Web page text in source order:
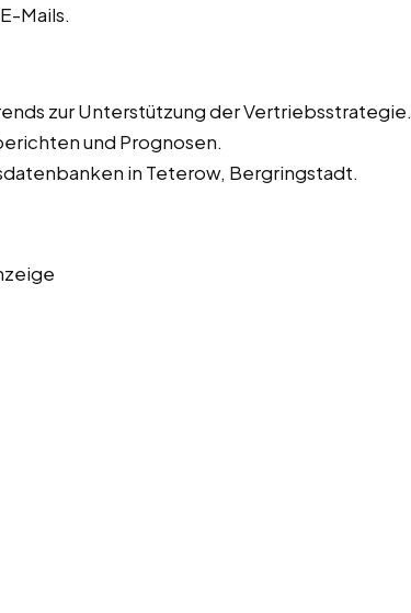
Mails.
zur Unterstützung der Vertriebsstrategie.
und Prognosen.
in Teterow, Bergringstadt.